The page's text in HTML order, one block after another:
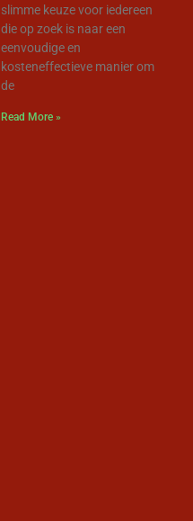
slimme keuze voor iedereen
die op zoek is naar een
eenvoudige en
kosteneffectieve manier om
de
Read More »